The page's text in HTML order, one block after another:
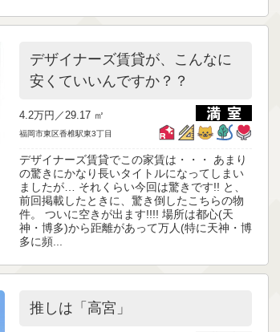
デザイナーズ賃貸が、こんなに
安くていいんですか？？
4.2万円／ 29.17 ㎡
福岡市東区香椎駅東3丁目
デザイナーズ賃貸でこの家賃は・・・ あまり
の驚きにかなり長いタイトルになってしまい
ましたが… それくらい今回は驚きです!! と、
前回掲載したときに、驚き倒したこちらの物
件。 ついに空きが出ます!!!! 場所は都心(天
神・博多)から距離があって万人(特に天神・博
多に頻...
推しは「高宮」